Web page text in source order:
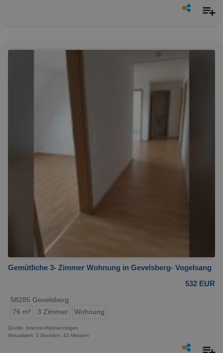
Gemütliche 3- Zimmer Wohnung in Gevelsberg- Vogelsang
532 EUR
58285 Gevelsberg
76 m²
3 Zimmer Wohnung
Quelle: Internet-Kleinanzeigen
Aktualisiert: 2 Stunden, 43 Minuten